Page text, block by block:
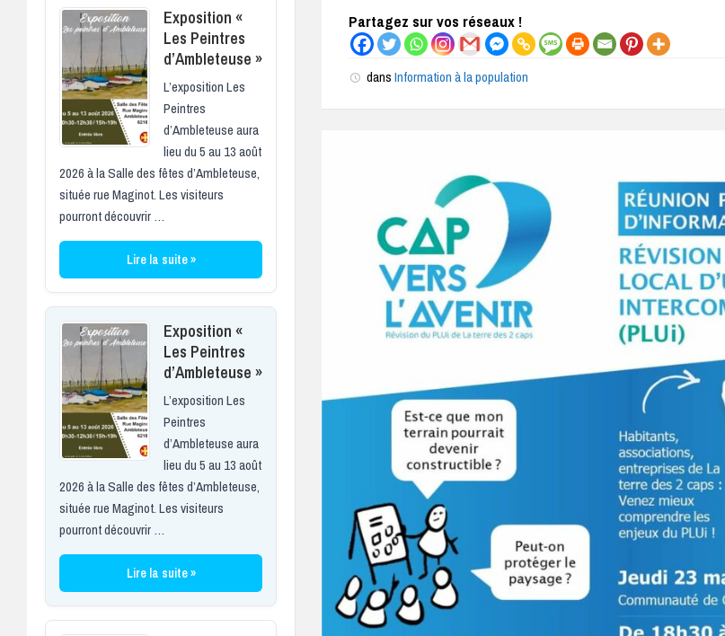
Partagez sur vos réseaux !
dansInformation à la population
Exposition «
Les Peintres
d’Ambleteuse »
L’exposition Les
Peintres
d’Ambleteuse aura
lieu du 5 au 13 août
2026 à la Salle des fêtes d’Ambleteuse,
située rue Maginot. Les visiteurs
pourront découvrir …
Lire la suite »
Exposition «
Les Peintres
d’Ambleteuse »
L’exposition Les
Peintres
d’Ambleteuse aura
lieu du 5 au 13 août
2026 à la Salle des fêtes d’Ambleteuse,
située rue Maginot. Les visiteurs
pourront découvrir …
Lire la suite »